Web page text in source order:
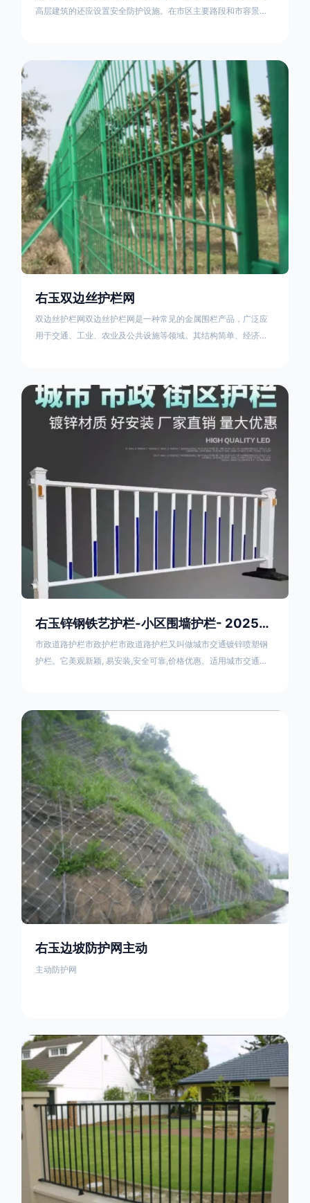
高层建筑的还应设置安全防护设施。在市区主要路段和市容景观
料应保证围栏稳固、整洁、美观。市政工程项目工地，可按工程
进度分段设置围栏或按规定使用统一的连续性护栏设施。施工单
位不得在工地围栏外堆放建筑材料、垃圾和工程渣土。在
右玉双边丝护栏网
双边丝护栏网双边丝护栏网是一种常见的金属围栏产品，广泛应
用于交通、工业、农业及公共设施等领域。其结构简单、经济实
边丝护栏网由低碳钢丝（Q235材质）通过焊接或编织形成网格结
构，网片两侧各有一根加固的纵向钢丝（双边丝），用于与立柱
连接固定。其表面通常采用镀锌、喷塑或浸塑处理，以增强耐腐
右玉锌钢铁艺护栏-小区围墙护栏- 2025年17631598285新报价
市政道路护栏市政护栏市政道路护栏又叫做城市交通镀锌喷塑钢
护栏。它美观新颖, 易安装,安全可靠,价格优惠。适用城市交通要
隔离栏，市政道路隔离护栏，人行道路护栏，机动与非机动隔离
护栏、道路中心隔离护栏、带广告牌道路隔离护栏、河道安全护
栏、草坪花坛护栏等市政道路隔离护栏规格齐全、品种多，可以
任
右玉边坡防护网主动
主动防护网